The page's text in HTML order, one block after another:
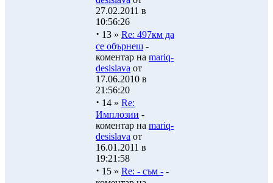
27.02.2011 в
10:56:26
· 13 » Re: 497км да
се обърнеш -
коментар на mariq-
desislava от
17.06.2010 в
21:56:20
· 14 » Re:
Имплозии -
коментар на mariq-
desislava от
16.01.2011 в
19:21:58
· 15 » Re: - съм - -